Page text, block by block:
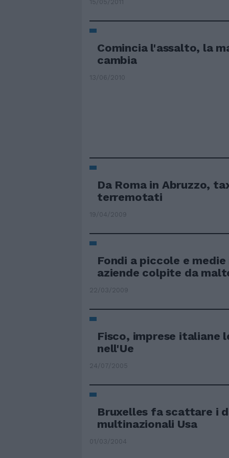
15/05/2011
Comincia l'assalto, la
cambia
13/06/2010
Da Roma in Abruzzo,
terremotati
19/04/2009
Fondi a piccole e
aziende colpite da
22/03/2009
Fisco, imprese italiane
nell'Ue
24/07/2005
Bruxelles fa scattare i
multinazionali Usa
01/03/2004